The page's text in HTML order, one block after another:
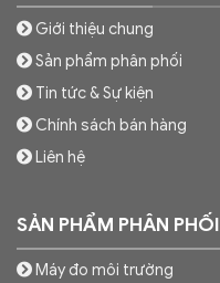
Giới thiệu chung
Sản phẩm phân phối
Tin tức & Sự kiện
Chính sách bán hàng
Liên hệ
SẢN PHẨM PHÂN PHỐI
Máy đo môi trường